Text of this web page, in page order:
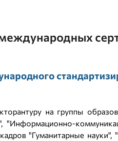
на группы
"Информационно-
"Гуманитарные